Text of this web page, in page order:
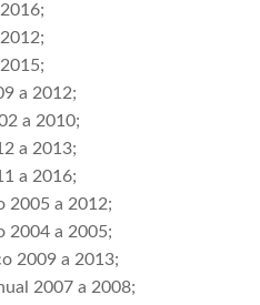
a 2012;
a 2010;
a 2013;
a 2016;
2005 a 2012;
2004 a 2005;
2009 a 2013;
2007 a 2008;